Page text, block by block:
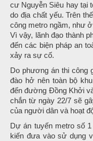
cư Nguyễn Siêu hay tại
do địa chất yếu. Trên
công metro ngầm, như
Vì vậy, lãnh đạo thành
đến các biện pháp an
xảy ra sự cố.
Do phương án thi công
đào hở nên toàn bộ
đến đường Đồng Khởi
chắn từ ngày 22/7 sẽ
của người dân và hoạt
Dự án tuyến metro số
kiến đưa vào sử dụng